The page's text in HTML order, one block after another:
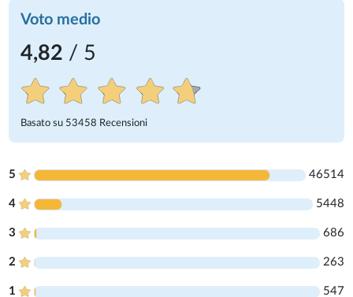
Voto medio
4,82 / 5
Basato su 53458 Recensioni
5 46514
4 5448
3 686
2 263
1 547